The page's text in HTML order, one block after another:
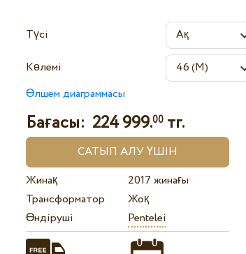
Түсі
Көлемі
Өлшем диаграммасы
Бағасы: 224 999.00 тг.
Жинақ
2017 жинағы
Трансформатор
Жоқ
Өндіруші
Pentelei